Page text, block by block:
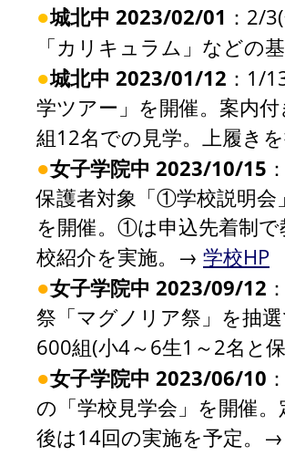
●城北中 2023/02/01 ：2/
「カリキュラム」などの
●城北中 2023/01/12 ：1/
学ツアー」を開催。案内
組12名での見学。上履き
●女子学院中 2023/10/15
保護者対象「①学校説明
を開催。①は申込先着制
校紹介を実施。→ 学校HP
●女子学院中 2023/09/12
祭「マグノリア祭」を抽
600組(小4～6生1～2名と
●女子学院中 2023/06/10
の「学校見学会」を開催
後は14回の実施を予定。→